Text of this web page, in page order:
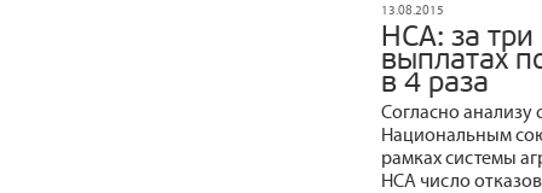
13.08.2015
НСА: за три
выплатах
в 4 раза
Согласно анализу
Национальным
рамках системы
НСА число